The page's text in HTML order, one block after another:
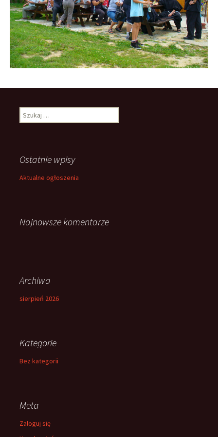
Szukaj:
Ostatnie wpisy
Aktualne ogłoszenia
Najnowsze komentarze
Archiwa
sierpień 2026
Kategorie
Bez kategorii
Meta
Zaloguj się